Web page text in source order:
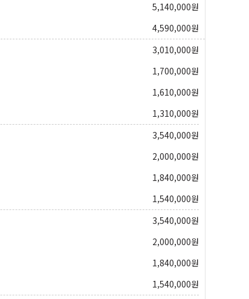
5,140,000원
4,590,000원
3,010,000원
1,700,000원
1,610,000원
1,310,000원
3,540,000원
2,000,000원
1,840,000원
1,540,000원
3,540,000원
2,000,000원
1,840,000원
1,540,000원